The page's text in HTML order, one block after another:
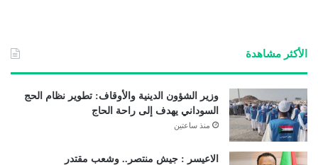
الأكثر مشاهدة
وزير الشؤون الدينية والأوقاف: تطوير نظام الحج
السوداني يهدف إلى راحة الحاج
منذ ساعتين
الاعيسر : جيش منتصر.. وشعب مقتدر